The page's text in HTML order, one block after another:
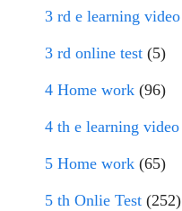
3 rd e learning video
3 rd online test (5)
4 Home work (96)
4 th e learning video
5 Home work (65)
5 th Onlie Test (252)